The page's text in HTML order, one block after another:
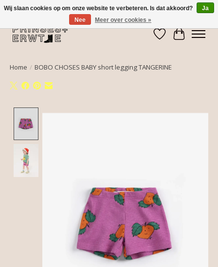
Verlanglijst
Home / BOBO CHOSES BABY short legging TANGERINE
Product image slideshow Items
Wij slaan cookies op om onze website te verbeteren. Is dat akkoord?
Ja
Nee
Meer over cookies »